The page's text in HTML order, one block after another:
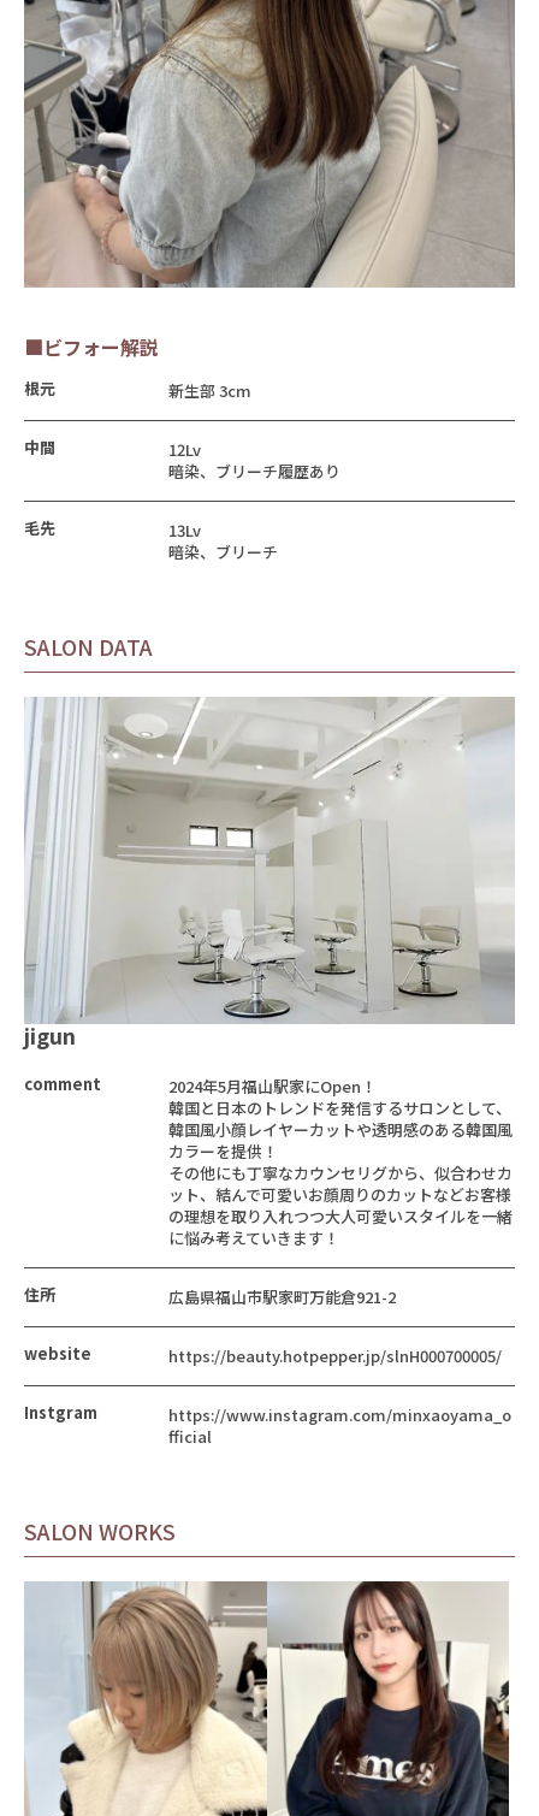
■ビフォー解説
根元 新生部 3cm
中間
12Lv
暗染、ブリーチ履歴あり
毛先
13Lv
暗染、ブリーチ
SALON DATA
jigun
comment
2024年5月福山駅家にOpen！
韓国と日本のトレンドを発信するサロンとして、
韓国風小顔レイヤーカットや透明感のある韓国風
カラーを提供！
その他にも丁寧なカウンセリグから、似合わせカ
ット、結んで可愛いお顔周りのカットなどお客様
の理想を取り入れつつ大人可愛いスタイルを一緒
に悩み考えていきます！
住所 広島県福山市駅家町万能倉921-2
website https://beauty.hotpepper.jp/slnH000700005/
Instgram
https://www.instagram.com/minxaoyama_o
fficial
SALON WORKS